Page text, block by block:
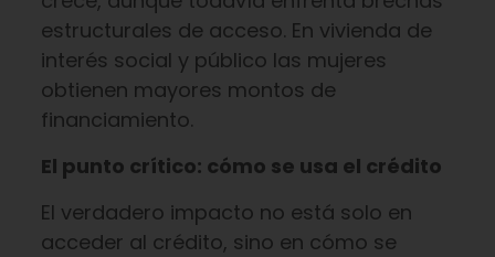
estructurales de acceso. En vivienda de
interés social y público las mujeres
obtienen mayores montos de
financiamiento.
El punto crítico: cómo se usa el crédito
El verdadero impacto no está solo en
acceder al crédito, sino en cómo se